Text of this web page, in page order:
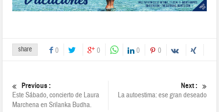
share 0 0 0 0
Previous :
Este Sábado, concierto de Laura
Marchena en Srilanka Budha.
Next :
La autoestima: ese gran deseado